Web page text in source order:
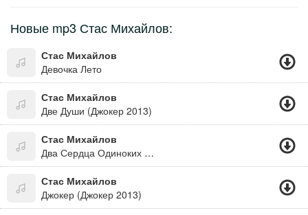
Новые mp3 Стас Михайлов:
Стас Михайлов
Девочка Лето
Стас Михайлов
Две Души (Джокер 2013)
Стас Михайлов
Два Сердца Одиноких Вместе Навсегда,и Ангелы Нам С Неба Дали Два Крыла, Мы Полетим Как Птицы Вместе Над Землей,я С Тобой И Ты Со Мной
Стас Михайлов
Джокер (Джокер 2013)